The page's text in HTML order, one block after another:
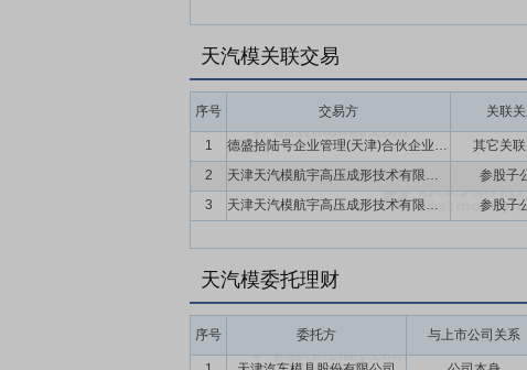
天汽模关联交易
序号 交易方 关联
1 德盛拾陆号企业管理(天津)合伙企业(有限合伙) 其它关
2
天津天汽模航宇高压成形技术有限公司 参股子
3
天津天汽模航宇高压成形技术有限公司 参股子
天汽模委托理财
序号 委托方 与上市公司关系